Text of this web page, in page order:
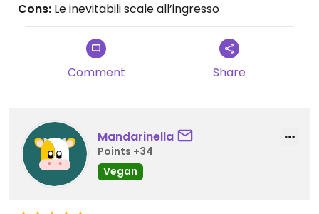
Updated from previous review on 2026-05-05
Cons: Le inevitabili scale all’ingresso
Comment Share
Mandarinella
Points +34
Vegan